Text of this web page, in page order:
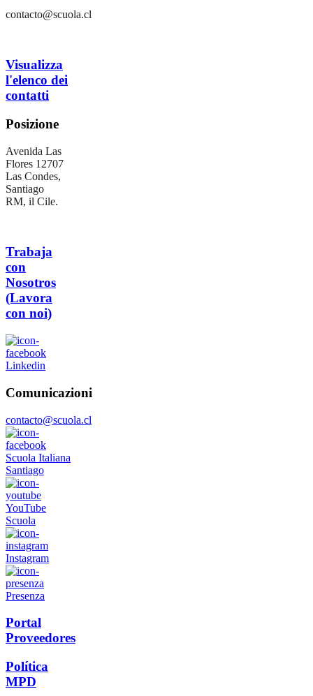
contacto@scuola.cl
Visualizza
l'elenco dei
contatti
Posizione
Avenida Las
Flores 12707
Las Condes,
Santiago
RM, il Cile.
Trabaja
con
Nosotros
(Lavora
con noi)
Linkedin
Comunicazioni
contacto@scuola.cl
Scuola Italiana
Santiago
YouTube
Scuola
Instagram
Presenza
Portal
Proveedores
Política
MPD